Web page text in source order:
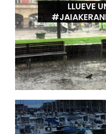
LLUEVE